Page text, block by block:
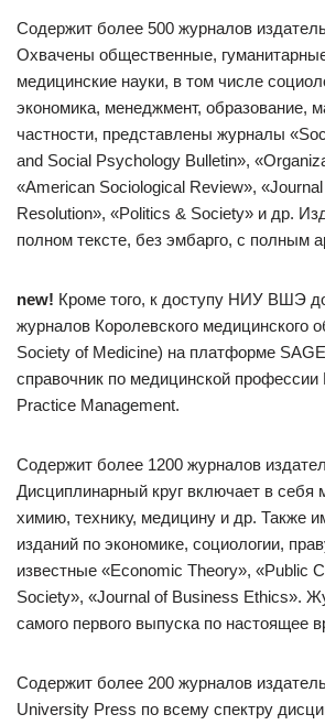
Содержит более 500 журналов
Охвачены общественные,
медицинские науки, в том числе
экономика, менеджмент, образование,
частности, представлены журналы
and Social Psychology Bulletin»,
«American Sociological Review»,
Resolution», «Politics & Society» и др.
полном тексте, без эмбарго, с полным
new! Кроме того, к доступу НИУ ВШЭ
журналов Королевского медицинского
Society of Medicine) на платформе
справочник по медицинской профессии
Practice Management.
Содержит более 1200 журналов
Дисциплинарный круг включает в себя
химию, технику, медицину и др. Также
изданий по экономике, социологии,
известные «Economic Theory», «Public
Society», «Journal of Business Ethics».
самого первого выпуска по настоящее
Содержит более 200 журналов
University Press по всему спектру